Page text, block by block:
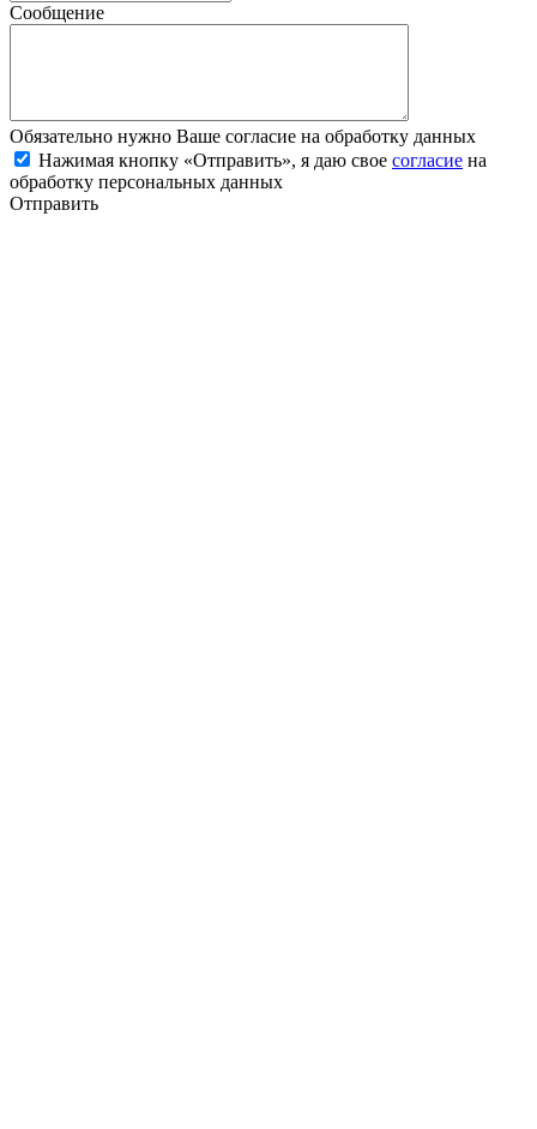
Сообщение
Обязательно нужно Ваше согласие на обработку данных
Нажимая кнопку «Отправить», я даю свое согласие на
обработку персональных данных
Отправить